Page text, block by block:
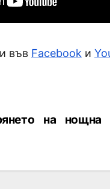
във Facebook и
на нощна